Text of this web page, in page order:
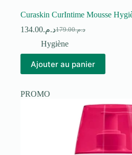
Curaskin CurIntime Mousse
د.م.179.00
Le
prix
était :
د.م.134.00
Le
prix
est :
Hygiène
Ajouter au panier
PROMO